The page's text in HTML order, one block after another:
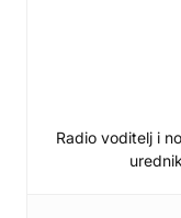
Radio voditelj i